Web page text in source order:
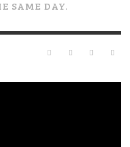
SAME DAY.